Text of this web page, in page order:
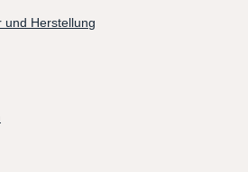
und Herstellung